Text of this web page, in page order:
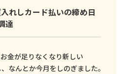
れしカード払いの締め日
達
金が足りなくなり新しい
なんとか今月をしのぎました。